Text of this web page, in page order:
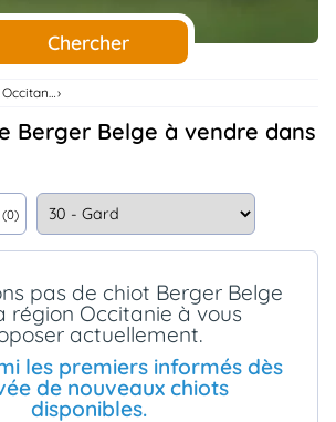
Chercher
France - Occitanie
(0)
pas de chiot Berger Belge
région Occitanie à vous
actuellement.
les premiers informés dès
de nouveaux chiots
disponibles.